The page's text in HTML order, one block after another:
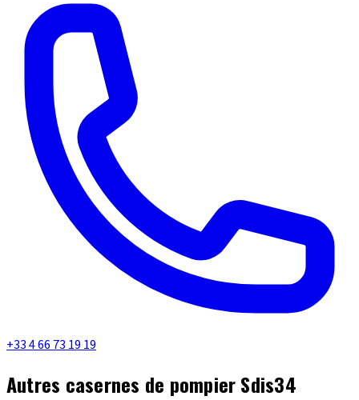
+33 4 66 73 19 19
Autres casernes de pompier Sdis34